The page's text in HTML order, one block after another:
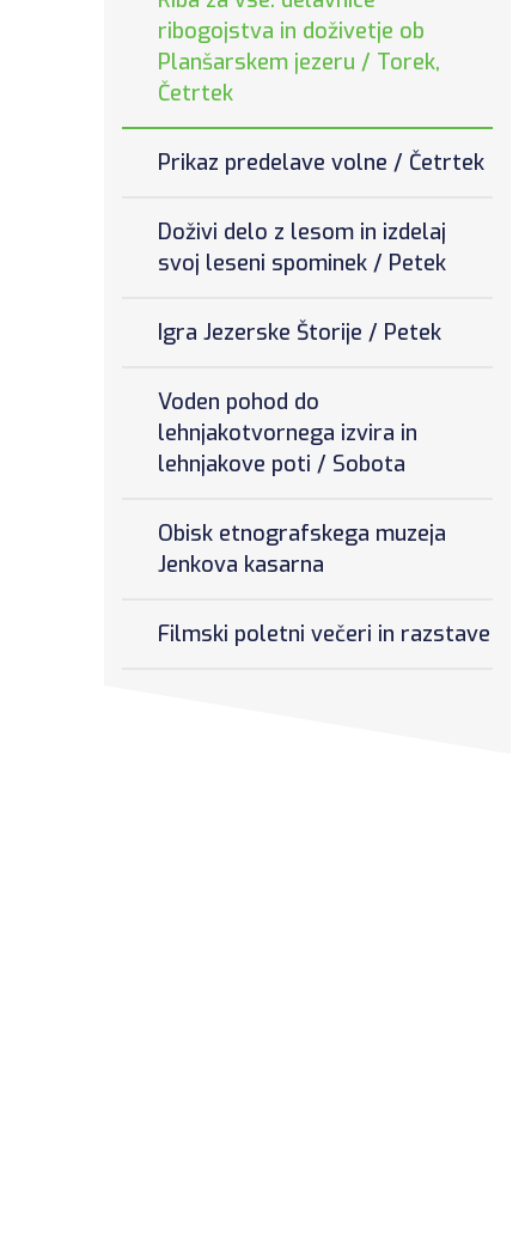
ribogojstva in doživetje ob
Planšarskem jezeru / Torek,
Četrtek
Prikaz predelave volne / Četrtek
Doživi delo z lesom in izdelaj
svoj leseni spominek / Petek
Igra Jezerske Štorije / Petek
Voden pohod do
lehnjakotvornega izvira in
lehnjakove poti / Sobota
Obisk etnografskega muzeja
Jenkova kasarna
Filmski poletni večeri in razstave